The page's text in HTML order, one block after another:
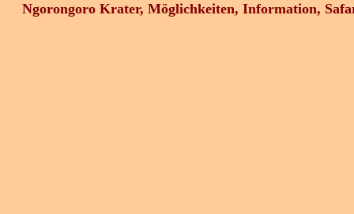
Ngorongoro Krater, Möglichkeiten, Information,